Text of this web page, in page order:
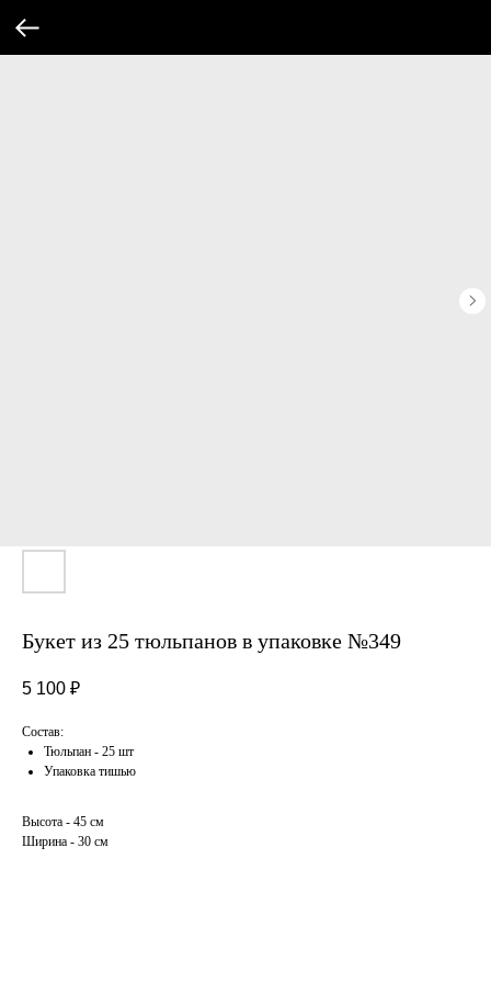
Букет из 25 тюльпанов в упаковке №349
5 100 ₽
Состав:
Тюльпан - 25 шт
Упаковка тишью
Высота - 45 см
Ширина - 30 см